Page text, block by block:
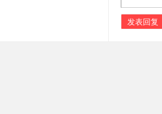
发表回复